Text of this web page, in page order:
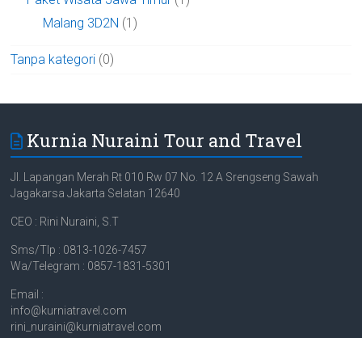
Malang 3D2N (1)
Tanpa kategori (0)
Kurnia Nuraini Tour and Travel
Jl. Lapangan Merah Rt 010 Rw 07 No. 12 A Srengseng Sawah
Jagakarsa Jakarta Selatan 12640
CEO : Rini Nuraini, S.T
Sms/Tlp : 0813-1026-7457
Wa/Telegram : 0857-1831-5301
Email :
info@kurniatravel.com
rini_nuraini@kurniatravel.com